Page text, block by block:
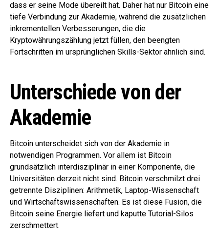
dass er seine Mode übereilt hat. Daher hat nur Bitcoin eine
tiefe Verbindung zur Akademie, während die zusätzlichen
inkrementellen Verbesserungen, die die
Kryptowährungszählung jetzt füllen, den beengten
Fortschritten im ursprünglichen Skills-Sektor ähnlich sind.
Unterschiede von der
Akademie
Bitcoin unterscheidet sich von der Akademie in
notwendigen Programmen. Vor allem ist Bitcoin
grundsätzlich interdisziplinär in einer Komponente, die
Universitäten derzeit nicht sind. Bitcoin verschmilzt drei
getrennte Disziplinen: Arithmetik, Laptop-Wissenschaft
und Wirtschaftswissenschaften. Es ist diese Fusion, die
Bitcoin seine Energie liefert und kaputte Tutorial-Silos
zerschmettert.